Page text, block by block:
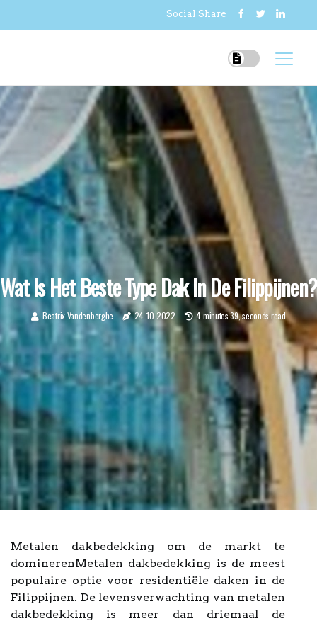
Social Share
Wat Is Het Beste Type Dak In De Filippijnen?
Beatrix Vandenberghe 24-10-2022 4 minutes 39, seconds read
Metalen dakbedekking om de markt te
dominerenMetalen dakbedekking is de meest
populaire optie voor residentiële daken in de
Filippijnen. De levensverwachting van metalen
dakbedekking is meer dan driemaal de